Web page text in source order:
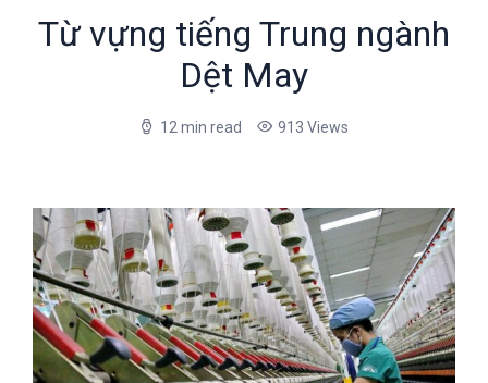
Từ vựng tiếng Trung ngành
Dệt May
12 min read 913 Views